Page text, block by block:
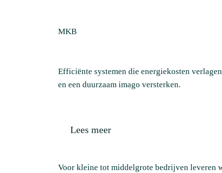
MKB
Efficiënte systemen die energiekosten verlagen
en een duurzaam imago versterken.
Lees meer
Voor kleine tot middelgrote bedrijven leveren